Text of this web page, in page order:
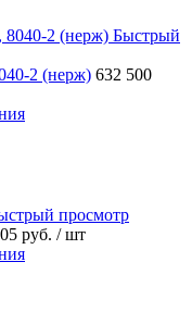
Быстрый
2 (нерж) 632 500
просмотр
руб. / шт